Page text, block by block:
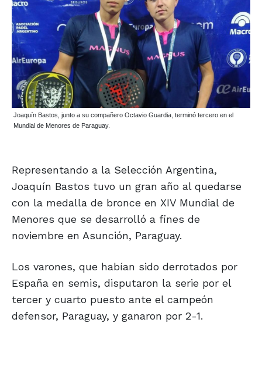
Joaquín Bastos, junto a su compañero Octavio Guardia, terminó tercero en el
Mundial de Menores de Paraguay.
Representando a la Selección Argentina,
Joaquín Bastos tuvo un gran año al quedarse
con la medalla de bronce en XIV Mundial de
Menores que se desarrolló a fines de
noviembre en Asunción, Paraguay.
Los varones, que habían sido derrotados por
España en semis, disputaron la serie por el
tercer y cuarto puesto ante el campeón
defensor, Paraguay, y ganaron por 2-1.